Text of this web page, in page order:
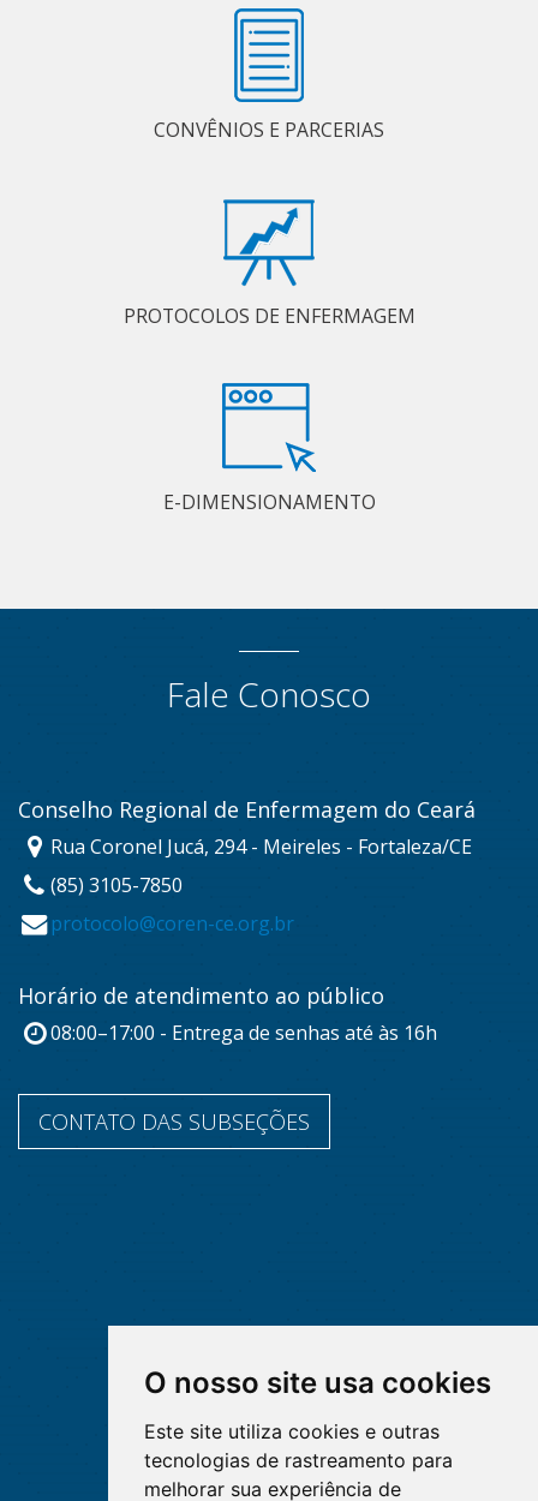
O nosso site usa cookies
Este site utiliza cookies e outras
tecnologias de rastreamento para
melhorar sua experiência de
CONVÊNIOS E PARCERIAS
PROTOCOLOS DE ENFERMAGEM
E-DIMENSIONAMENTO
Fale Conosco
Conselho Regional de Enfermagem do Ceará
Rua Coronel Jucá, 294 - Meireles - Fortaleza/CE
(85) 3105-7850
protocolo@coren-ce.org.br
Horário de atendimento ao público
08:00–17:00 - Entrega de senhas até às 16h
CONTATO DAS SUBSEÇÕES